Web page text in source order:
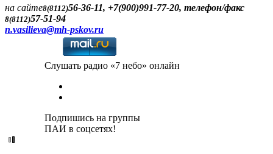
на сайте8(8112)56-36-11, +7(900)991-77-20, телефон/факс
8(8112)57-51-94
n.vasilieva@mh-pskov.ru
Слушать радио «7 небо» онлайн
Подпишись на группы
ПАИ в соцсетях!